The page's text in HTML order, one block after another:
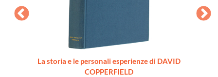
La storia e le personali esperienze di DAVID
COPPERFIELD